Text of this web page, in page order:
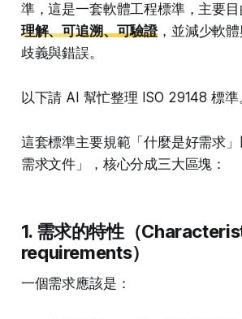
準，這是一套軟體工程標準，主要
理解、可追溯、可驗證，並減少軟
歧義與錯誤。
以下請 AI 幫忙整理 ISO 29148 標準
這套標準主要規範「什麼是好需求
需求文件」，核心分成三大區塊：
1. 需求的特性（
requirements）
一個需求應該是：